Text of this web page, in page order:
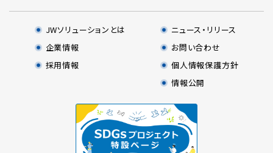
JWソリューションとは
企業情報
採用情報
ニュース・リリース
お問い合わせ
個人情報保護方針
情報公開